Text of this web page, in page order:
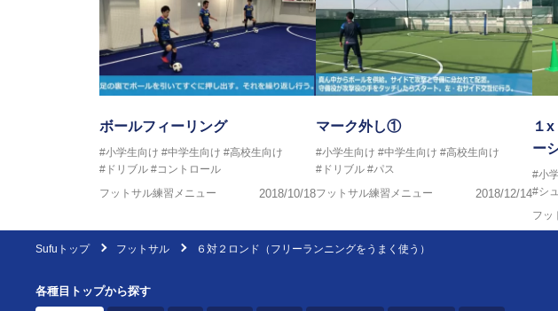
ボールフィーリング
#小学生向け #中学生向け #高校生向け
#ドリブル #コントロール
フットサル練習メニュー
2018/10/18
マーク外し①
#小学生向け #中学生向け #高校生向け
#ドリブル #パス
フットサル練習メニュー
2018/12/14
１
ー
#小
#シ
フッ
Sufuトップ フットサル ６対２ロンド（フリーランニングをうまく使う）
各種目トップから探す